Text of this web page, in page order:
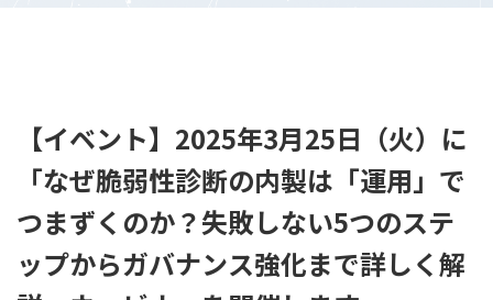
【イベント】2025年3月25日（火）に
「なぜ脆弱性診断の内製は「運用」で
つまずくのか？失敗しない5つのステ
ップからガバナンス強化まで詳しく解